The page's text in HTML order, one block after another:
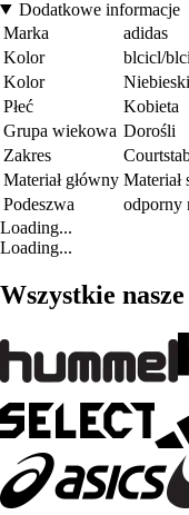
Dodatkowe informacje
Marka
adidas
Kolor
blcicl/
Kolor
Niebieski
Płeć
Kobieta
Grupa wiekowa Dorośli
Zakres
Materiał główny Materiał
Podeszwa
odporny
Loading...
Loading...
Wszystkie